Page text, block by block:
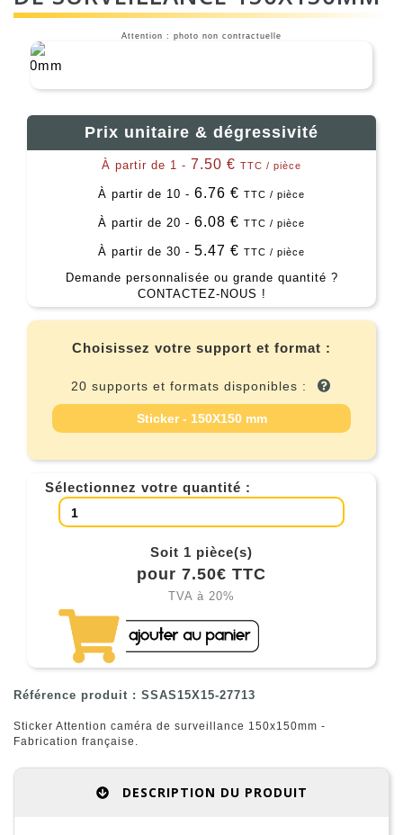
Attention : photo non contractuelle
Prix unitaire & dégressivité
À partir de 1 - 7.50 € TTC / pièce
À partir de 10 - 6.76 € TTC / pièce
À partir de 20 - 6.08 € TTC / pièce
À partir de 30 - 5.47 € TTC / pièce
Demande personnalisée ou grande quantité ?
CONTACTEZ-NOUS !
Choisissez votre support et format :
20 supports et formats disponibles :
Sticker - 150X150 mm
Sélectionnez votre quantité :
Soit 1 pièce(s)
pour 7.50€ TTC
TVA à 20%
Référence produit : SSAS15X15-27713
Sticker Attention caméra de surveillance 150x150mm -
Fabrication française.
DESCRIPTION DU PRODUIT